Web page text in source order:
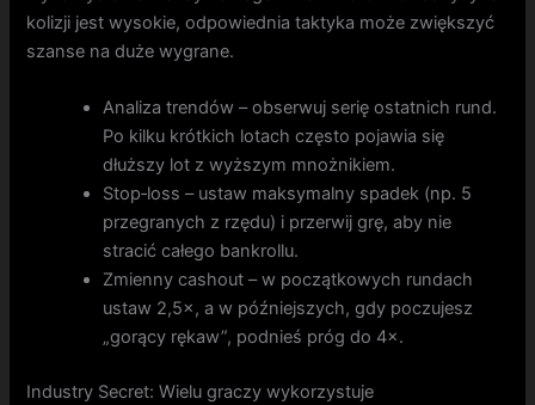
kolizji jest wysokie, odpowiednia taktyka może zwiększyć
szanse na duże wygrane.
Analiza trendów – obserwuj serię ostatnich rund.
Po kilku krótkich lotach często pojawia się
dłuższy lot z wyższym mnożnikiem.
Stop‑loss – ustaw maksymalny spadek (np. 5
przegranych z rzędu) i przerwij grę, aby nie
stracić całego bankrollu.
Zmienny cashout – w początkowych rundach
ustaw 2,5×, a w późniejszych, gdy poczujesz
„gorący rękaw”, podnieś próg do 4×.
Industry Secret: Wielu graczy wykorzystuje